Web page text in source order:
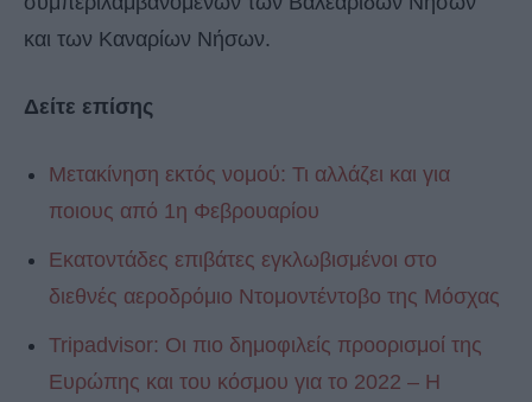
και των Καναρίων Νήσων.
Δείτε επίσης
Μετακίνηση εκτός νομού: Τι αλλάζει και για
ποιους από 1η Φεβρουαρίου
Εκατοντάδες επιβάτες εγκλωβισμένοι στο
διεθνές αεροδρόμιο Ντομοντέντοβο της Μόσχας
Tripadvisor: Οι πιο δημοφιλείς προορισμοί της
Ευρώπης και του κόσμου για το 2022 – Η